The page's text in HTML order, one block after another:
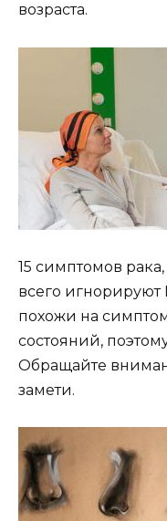
возраста.
15 симптомов
всего
похожи на
состояний,
Обращайте
замети.